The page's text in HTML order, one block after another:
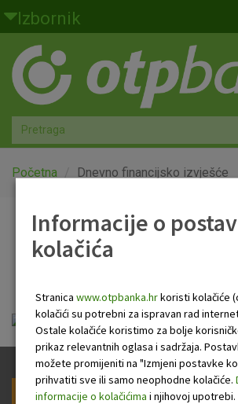
Skoči na glavni sadržaj
Izbornik
Građani
Privatno bankarstvo
Agro
Mala poduzeća i obrtnici
Globalna tržišta
O nama
Početna Dnevno financijsko izvješće
Dnevno
Dnevno financijsko
Informacije o
kolačića
Stranica www.otpbanka.hrkoristi kolačiće
kolačići su potrebni za ispravan rad
Ostale kolačiće koristimo za bolje
prikaz relevantnih oglasa i sadržaja.
možete promijeniti na "Izmjeni postavke
prihvatiti sve ili samo neophodne kolačiće.
informacije o kolačićima i njihovoj upotrebi.